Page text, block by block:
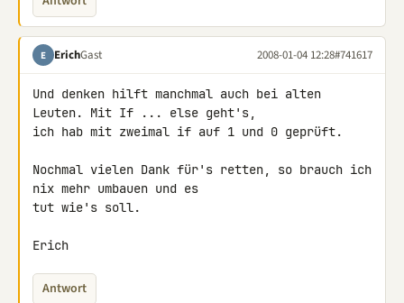
E ErichGast 2008-01-04 12:28#741617
Und denken hilft manchmal auch bei alten
Leuten. Mit If ... else geht's,
ich hab mit zweimal if auf 1 und 0 geprüft.
Nochmal vielen Dank für's retten, so brauch ich
nix mehr umbauen und es
tut wie's soll.
Erich
Antwort